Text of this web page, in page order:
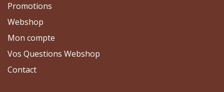
Promotions
Webshop
Mon compte
Vos Questions Webshop
Contact